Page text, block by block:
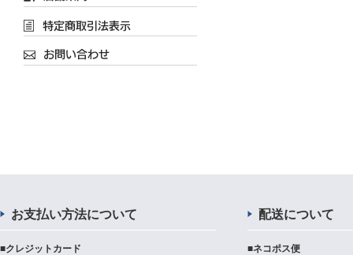
お支払い方法について
■クレジットカード
配送について
■ネコポス便